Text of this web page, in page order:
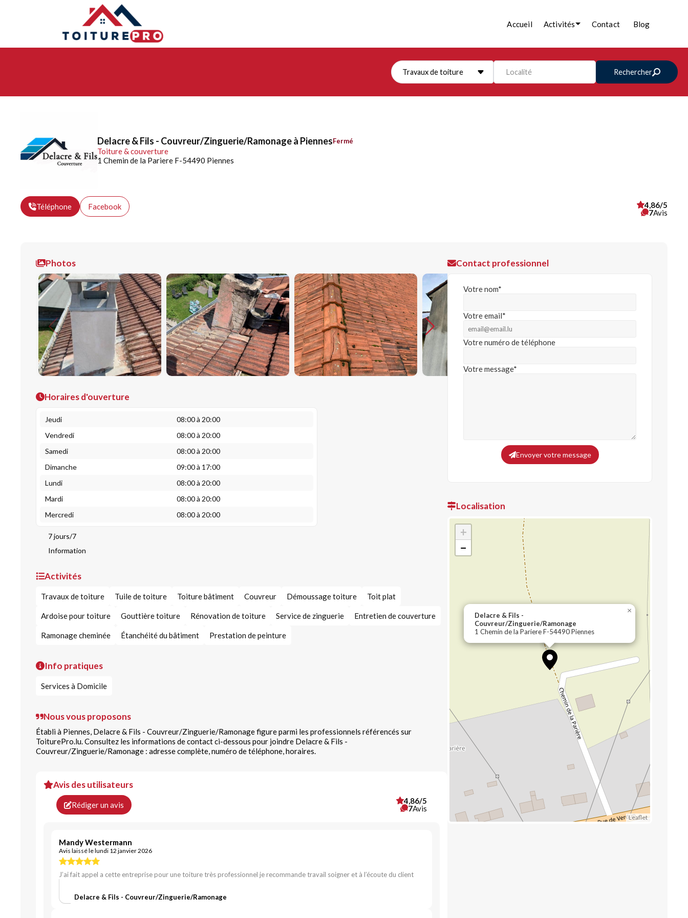
Accueil Activités Contact Blog
Travaux de toiture Localité Rechercher
Delacre & Fils - Couvreur/Zinguerie/Ramonage à PiennesFermé
Toiture & couverture
1 Chemin de la Pariere F-54490 Piennes
Téléphone Facebook
4,86/5
7Avis
Photos
Horaires d'ouverture
Jeudi
08:00 à 20:00
Vendredi
08:00 à 20:00
Samedi
08:00 à 20:00
Dimanche
09:00 à 17:00
Lundi
08:00 à 20:00
Mardi
08:00 à 20:00
Mercredi
08:00 à 20:00
7 jours/7
Information
Activités
Travaux de toiture Tuile de toiture Toiture bâtiment Couvreur Démoussage toiture Toit plat
Ardoise pour toiture Gouttière toiture Rénovation de toiture Service de zinguerie Entretien de couverture
Ramonage cheminée Étanchéité du bâtiment Prestation de peinture
Info pratiques
Services à Domicile
Nous vous proposons
Établi à Piennes, Delacre & Fils - Couvreur/Zinguerie/Ramonage figure parmi les professionnels référencés sur
ToiturePro.lu. Consultez les informations de contact ci-dessous pour joindre Delacre & Fils -
Couvreur/Zinguerie/Ramonage : adresse complète, numéro de téléphone, horaires.
Avis des utilisateurs
Rédiger un avis
4,86/5
7Avis
Mandy Westermann
Avis laissé le lundi 12 janvier 2026
J’ai fait appel a cette entreprise pour une toiture très professionnel je recommande travail soigner et à l’écoute du client
Delacre & Fils - Couvreur/Zinguerie/Ramonage
Contact professionnel
Votre nom*
Votre email*
Votre numéro de téléphone
Votre message*
Envoyer votre message
Localisation
Delacre & Fils -
Couvreur/Zinguerie/Ramonage
1 Chemin de la Pariere F-54490 Piennes
×
+
−
Leaflet